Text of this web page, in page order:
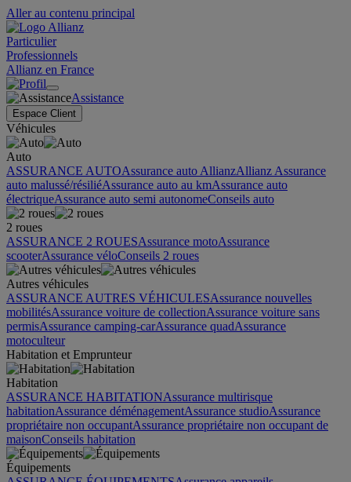
Aller au contenu principal
Particulier
Professionnels
Allianz en France
Assistance
Espace Client
Véhicules
Auto
ASSURANCE AUTOAssurance auto AllianzAllianz Assurance
auto malussé/résiliéAssurance auto au kmAssurance auto
électriqueAssurance auto semi autonomeConseils auto
2 roues
ASSURANCE 2 ROUESAssurance motoAssurance
scooterAssurance véloConseils 2 roues
Autres véhicules
ASSURANCE AUTRES VÉHICULESAssurance nouvelles
mobilitésAssurance voiture de collectionAssurance voiture sans
permisAssurance camping-carAssurance quadAssurance
motoculteur
Habitation et Emprunteur
Habitation
ASSURANCE HABITATIONAssurance multirisque
habitationAssurance déménagementAssurance studioAssurance
propriétaire non occupantAssurance propriétaire non occupant de
maisonConseils habitation
Équipements